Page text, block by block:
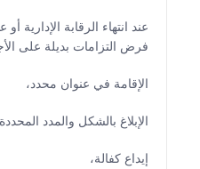
عند انتهاء الرقابة الإدارية
فرض التزامات بديلة على
الإقامة في عنوان محدد،
الإبلاغ بالشكل والمدد
إيداع كفالة،